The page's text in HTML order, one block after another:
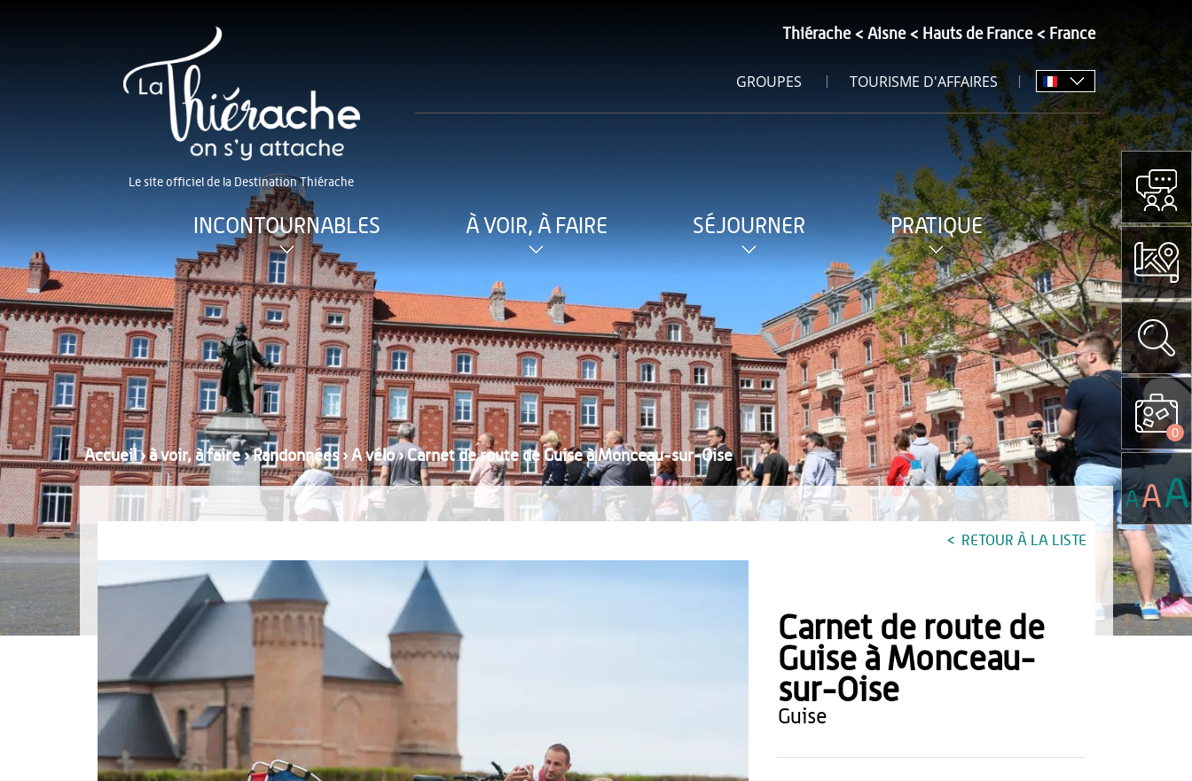
Le site officiel de la Destination Thiérache
Thiérache Aisne Hauts de France France
GROUPES TOURISME D'AFFAIRES
INCONTOURNABLES À VOIR, À FAIRE SÉJOURNER PRATIQUE
Accueil›à voir, à faire›Randonnées ›A vélo›Carnet de route de Guise à Monceau-sur-Oise
RETOUR À LA LISTE
Carnet de route de
Guise à Monceau-
sur-Oise
guise
0
AAA